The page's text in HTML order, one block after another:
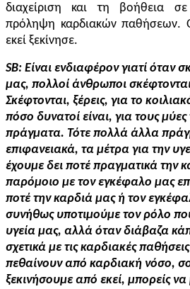
διαχείριση και τη βοήθεια
πρόληψη καρδιακών παθήσεων.
εκεί ξεκίνησε.
SB: Είναι ενδιαφέρον γιατί όταν
μας, πολλοί άνθρωποι
Σκέφτονται, ξέρεις, για το
πόσο δυνατοί είναι, για τους μύες
πράγματα. Τότε πολλά άλλα
επιφανειακά, τα μέτρα για την
έχουμε δει ποτέ πραγματικά την
παρόμοιο με τον εγκέφαλο μας
ποτέ την καρδιά μας ή τον
συνήθως υποτιμούμε τον ρόλο
υγεία μας, αλλά όταν διάβαζα
σχετικά με τις καρδιακές
πεθαίνουν από καρδιακή νόσο,
ξεκινήσουμε από εκεί, μπορείς